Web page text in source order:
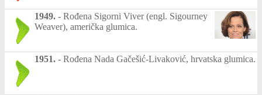
1949. - Rođena Sigorni Viver (engl. Sigourney
Weaver), američka glumica.
1951. - Rođena Nada Gačešić-Livaković, hrvatska glumica.